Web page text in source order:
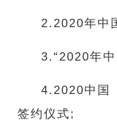
2.2020年中
3.“2020年
4.2020中国
签约仪式;